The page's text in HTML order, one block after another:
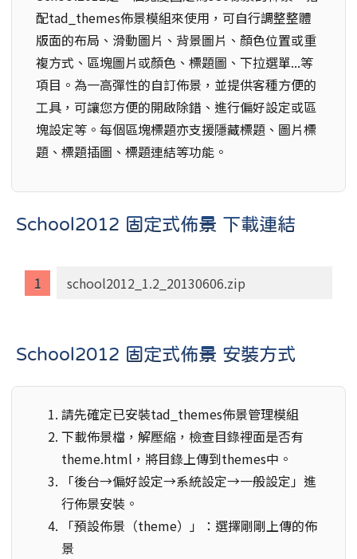
配tad_themes佈景模組來使用，可自行調整整體
版面的布局、滑動圖片、背景圖片、顏色位置或重
複方式、區塊圖片或顏色、標題圖、下拉選單...等
項目。為一高彈性的自訂佈景，並提供客種方便的
工具，可讓您方便的開啟除錯、進行偏好設定或區
塊設定等。每個區塊標題亦支援隱藏標題、圖片標
題、標題插圖、標題連結等功能。
School2012 固定式佈景 下載連結
school2012_1.2_20130606.zip
School2012 固定式佈景 安裝方式
請先確定已安裝tad_themes佈景管理模組
下載佈景檔，解壓縮，檢查目錄裡面是否有
theme.html，將目錄上傳到themes中。
「後台→偏好設定→系統設定→一般設定」進
行佈景安裝。
「預設佈景（theme）」：選擇剛剛上傳的佈
景